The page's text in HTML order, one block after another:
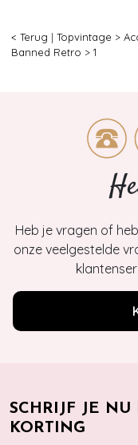
< Terug | Topvintage >
Banned Retro > 1
Heb je vragen of
onze veelgestelde
SCHRIJF JE
KORTING